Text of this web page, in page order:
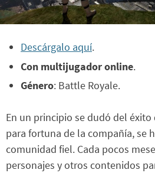
Descárgalo aquí.
Con multijugador online.
Género: Battle Royale.
En un principio se dudó del éxito
para fortuna de la compañía, se
comunidad fiel. Cada pocos
personajes y otros contenidos